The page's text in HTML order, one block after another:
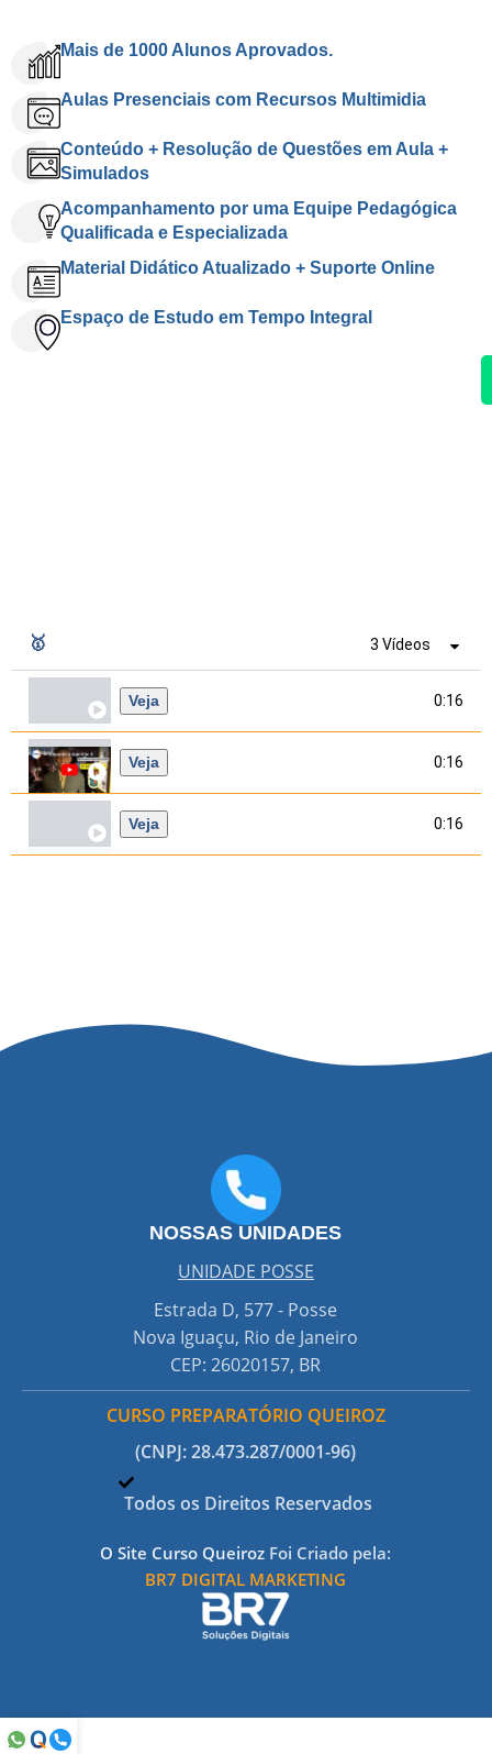
Mais de 1000 Alunos Aprovados.
Aulas Presenciais com Recursos Multimidia
Conteúdo + Resolução de Questões em Aula +
Simulados
Acompanhamento por uma Equipe Pedagógica
Qualificada e Especializada
Material Didático Atualizado + Suporte Online
Espaço de Estudo em Tempo Integral
🥇 3 Vídeos
Veja 0:16
Veja 0:16
Veja 0:16
NOSSAS UNIDADES
UNIDADE POSSE
Estrada D, 577 - Posse
Nova Iguaçu, Rio de Janeiro
CEP: 26020157, BR
CURSO PREPARATÓRIO QUEIROZ
(CNPJ: 28.473.287/0001-96)
Todos os Direitos Reservados
O Site Curso Queiroz Foi Criado pela:
BR7 DIGITAL MARKETING